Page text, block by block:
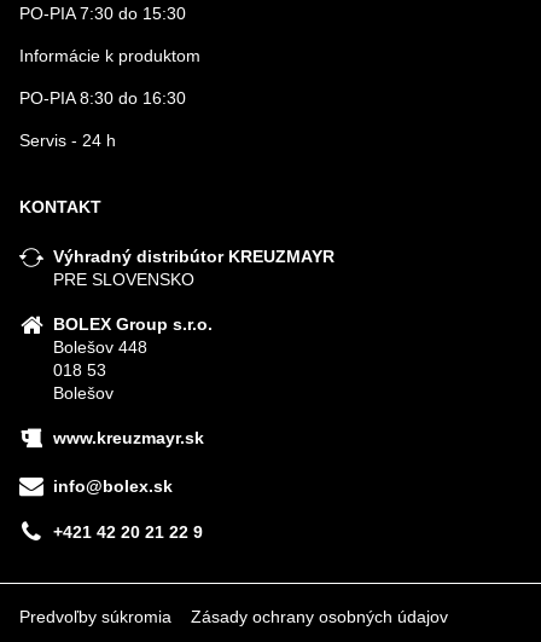
PO-PIA 7:30 do 15:30
Informácie k produktom
PO-PIA 8:30 do 16:30
Servis - 24 h
KONTAKT
Výhradný distribútor KREUZMAYR
PRE SLOVENSKO
BOLEX Group s.r.o.
Bolešov 448
018 53
Bolešov
www.kreuzmayr.sk
info@bolex.sk
+421 42 20 21 22 9
Predvoľby súkromia Zásady ochrany osobných údajov